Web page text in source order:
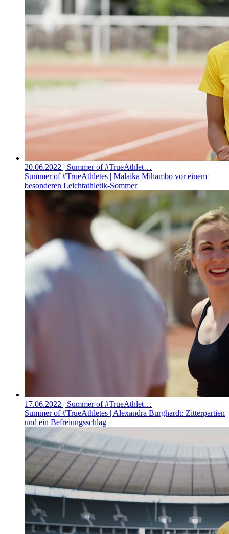
20.06.2022 | Summer of #TrueAthlet…
Summer of #TrueAthletes | Malaika Mihambo vor einem
besonderen Leichtathletik-Sommer
17.06.2022 | Summer of #TrueAthlet…
Summer of #TrueAthletes | Alexandra Burghardt: Zitterpartien
und ein Befreiungsschlag